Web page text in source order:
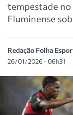
tempestade
Fluminense
Redação Folha
26/01/2026 - 06h31